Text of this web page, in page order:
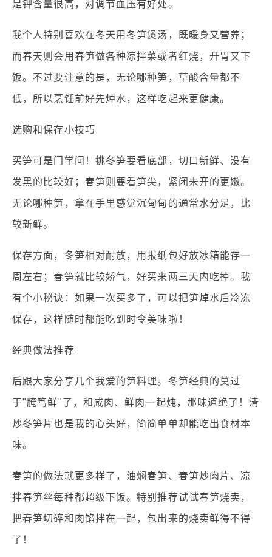
是钾含量很高，对调节血压有好处。
我个人特别喜欢在冬天用冬笋煲汤，既暖身又营养；
而春天则会用春笋做各种凉拌菜或者红烧，开胃又下
饭。不过要注意的是，无论哪种笋，草酸含量都不
低，所以烹饪前好先焯水，这样吃起来更健康。
选购和保存小技巧
买笋可是门学问！挑冬笋要看底部，切口新鲜、没有
发黑的比较好；春笋则要看笋尖，紧闭未开的更嫩。
无论哪种笋，拿在手里感觉沉甸甸的通常水分足，比
较新鲜。
保存方面，冬笋相对耐放，用报纸包好放冰箱能存一
周左右；春笋就比较娇气，好买来两三天内吃掉。我
有个小秘诀：如果一次买多了，可以把笋焯水后冷冻
保存，这样随时都能吃到时令美味啦！
经典做法推荐
后跟大家分享几个我爱的笋料理。冬笋经典的莫过
于"腌笃鲜"了，和咸肉、鲜肉一起炖，那味道绝了！清
炒冬笋片也是我的心头好，简简单单却能吃出食材本
味。
春笋的做法就更多样了，油焖春笋、春笋炒肉片、凉
拌春笋丝每种都超级下饭。特别推荐试试春笋烧卖，
把春笋切碎和肉馅拌在一起，包出来的烧卖鲜得不得
了！